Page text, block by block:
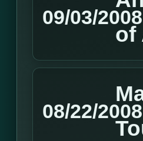
09/03/2008
of
08/22/2008